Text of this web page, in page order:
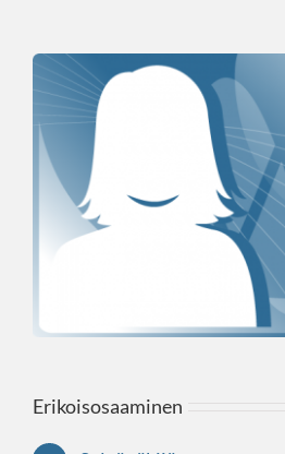
Erikoisosaaminen